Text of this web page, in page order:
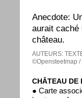
Anecdote:
aurait caché
château.
AUTEURS:
©Opensteetmap
CHÂTEAU DE
● Carte